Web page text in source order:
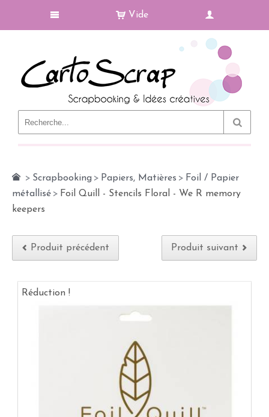
Vide
> Scrapbooking > Papiers, Matières > Foil / Papier
métallisé > Foil Quill - Stencils Floral - We R memory
keepers
Produit précédent Produit suivant
Réduction !